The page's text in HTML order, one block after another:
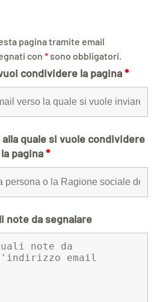
pagina tramite email
con *sono obbligatori.
condividere la pagina*
quale si vuole condividere
la pagina*
note da segnalare